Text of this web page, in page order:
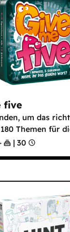
five
um das
Themen für
| 30